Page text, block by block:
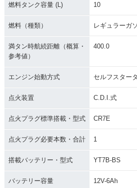
燃料タンク容量 (L) 10
燃料（種類） レギュラーガ
満タン時航続距離（概算・
参考値）
400.0
エンジン始動方式 セルフスター
点火装置 C.D.I.式
点火プラグ標準搭載・型式 CR7E
点火プラグ必要本数・合計 1
搭載バッテリー・型式 YT7B-BS
バッテリー容量 12V-6Ah